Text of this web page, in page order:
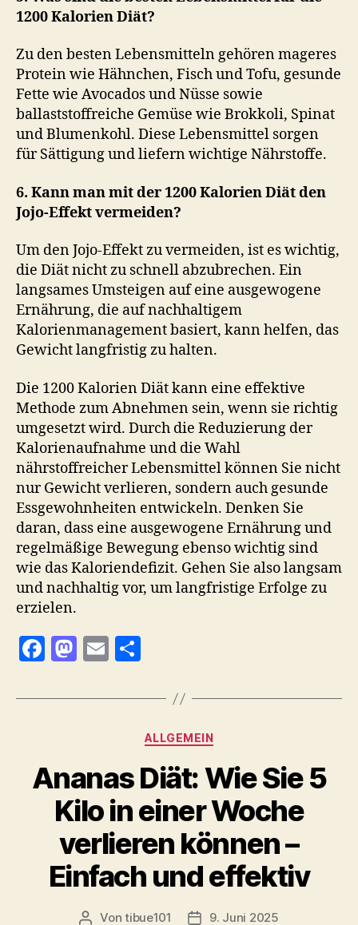
1200 Kalorien Diät?
Zu den besten Lebensmitteln gehören mageres
Protein wie Hähnchen, Fisch und Tofu, gesunde
Fette wie Avocados und Nüsse sowie
ballaststoffreiche Gemüse wie Brokkoli, Spinat
und Blumenkohl. Diese Lebensmittel sorgen
für Sättigung und liefern wichtige Nährstoffe.
6. Kann man mit der 1200 Kalorien Diät den
Jojo-Effekt vermeiden?
Um den Jojo-Effekt zu vermeiden, ist es wichtig,
die Diät nicht zu schnell abzubrechen. Ein
langsames Umsteigen auf eine ausgewogene
Ernährung, die auf nachhaltigem
Kalorienmanagement basiert, kann helfen, das
Gewicht langfristig zu halten.
Die 1200 Kalorien Diät kann eine effektive
Methode zum Abnehmen sein, wenn sie richtig
umgesetzt wird. Durch die Reduzierung der
Kalorienaufnahme und die Wahl
nährstoffreicher Lebensmittel können Sie nicht
nur Gewicht verlieren, sondern auch gesunde
Essgewohnheiten entwickeln. Denken Sie
daran, dass eine ausgewogene Ernährung und
regelmäßige Bewegung ebenso wichtig sind
wie das Kaloriendefizit. Gehen Sie also langsam
und nachhaltig vor, um langfristige Erfolge zu
erzielen.
F
c
o
o
k
M
to
n
E
ai le
n
Kategorien
ALLGEMEIN
Ananas Diät: Wie Sie 5
Kilo in einer Woche
verlieren können –
Einfach und effektiv
Beitragsautor
Vontibue101 Veröffentlichungsdatum
9. Juni 2025